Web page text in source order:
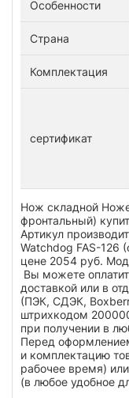
Особенности
Страна
Комплектация
сертификат
Нож складной
фронтальный)
Артикул
Watchdog FAS-126
цене 2054 руб.
Вы можете
доставкой или в
(ПЭК, СДЭК,
штрихкодом
при получении в
Перед
и комплектацию
рабочее время)
(в любое удобное